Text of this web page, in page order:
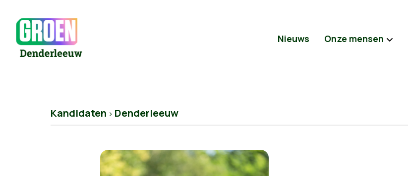
Nieuws Onze mensen
Kandidaten > Denderleeuw